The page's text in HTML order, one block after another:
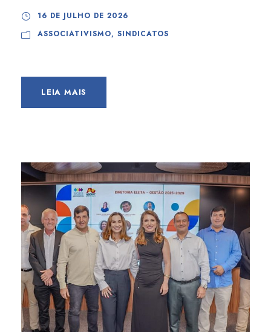
16 DE JULHO DE 2026
ASSOCIATIVISMO, SINDICATOS
LEIA MAIS